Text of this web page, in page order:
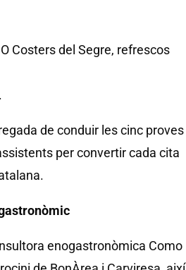
Costers del Segre, refrescos
.
de conduir les cinc proves
per convertir cada cita
enogastronòmica Como